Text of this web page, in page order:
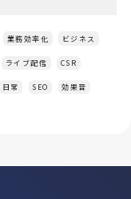
業務効率化 ビジネス
ライブ配信 CSR
日常 SEO 効果音